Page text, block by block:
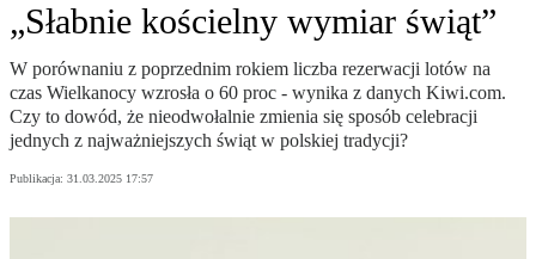
„Słabnie kościelny wymiar świąt”
W porównaniu z poprzednim rokiem liczba rezerwacji lotów na
czas Wielkanocy wzrosła o 60 proc - wynika z danych Kiwi.com.
Czy to dowód, że nieodwołalnie zmienia się sposób celebracji
jednych z najważniejszych świąt w polskiej tradycji?
Publikacja: 31.03.2025 17:57